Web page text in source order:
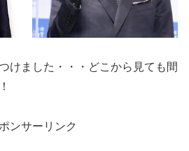
けました・・・どこから見ても間
ンサーリンク